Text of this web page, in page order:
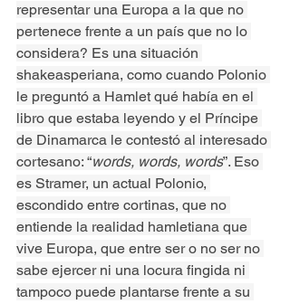
representar una Europa a la que no
pertenece frente a un país que no lo
considera? Es una situación
shakeasperiana, como cuando Polonio
le preguntó a Hamlet qué había en el
libro que estaba leyendo y el Príncipe
de Dinamarca le contestó al interesado
cortesano: “words, words, words”. Eso
es Stramer, un actual Polonio,
escondido entre cortinas, que no
entiende la realidad hamletiana que
vive Europa, que entre ser o no ser no
sabe ejercer ni una locura fingida ni
tampoco puede plantarse frente a su